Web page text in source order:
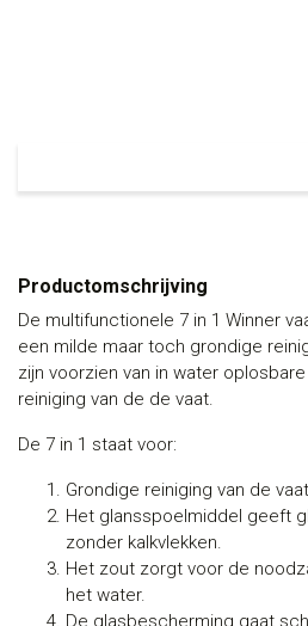
Productomschrijving
De multifunctionele 7 in 1 Winner
een milde maar toch grondige
zijn voorzien van in water
reiniging van de de vaat.
De 7 in 1 staat voor:
Grondige reiniging van de vaat.
Het glansspoelmiddel geeft
zonder kalkvlekken.
Het zout zorgt voor de
het water.
De glasbescherming gaat